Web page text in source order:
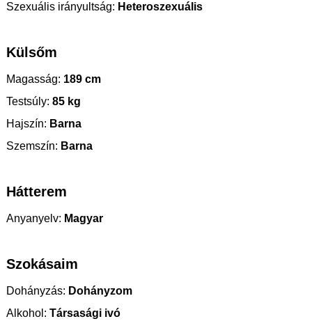
Szexuális irányultság: Heteroszexuális
Külsőm
Magasság: 189 cm
Testsúly: 85 kg
Hajszín: Barna
Szemszín: Barna
Hátterem
Anyanyelv: Magyar
Szokásaim
Dohányzás: Dohányzom
Alkohol: Társasági ivó